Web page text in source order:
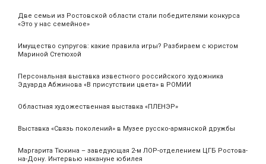
Две семьи из Ростовской области стали победителями конкурса
«Это у нас семейное»
Имущество супругов: какие правила игры? Разбираем с юристом
Мариной Стетюхой
Персональная выставка известного российского художника
Эдуарда Абжинова «В присутствии цвета» в РОМИИ
Областная художественная выставка «ПЛЕНЭР»
Выставка «Связь поколений» в Музее русско-армянской дружбы
Маргарита Тюкина – заведующая 2-м ЛОР-отделением ЦГБ Ростова-
на-Дону. Интервью накануне юбилея